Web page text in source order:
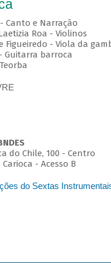
Canto e Narração
Roa - Violinos
Figueiredo - Viola da
Guitarra barroca
do Chile, 100 - Centro
- Acesso B
do Sextas